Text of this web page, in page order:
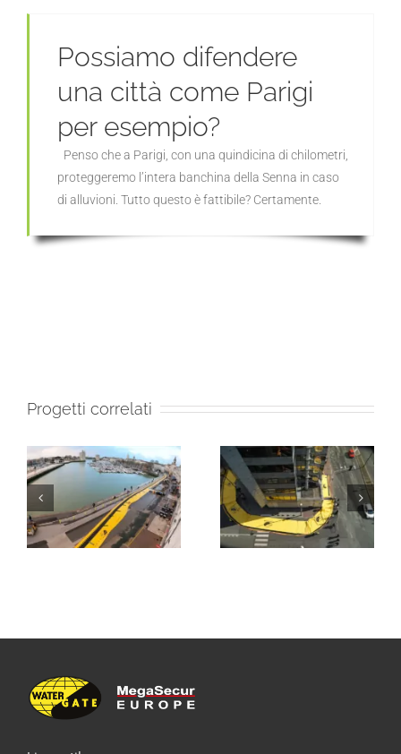
Possiamo difendere
una città come Parigi
per esempio?
Penso che a Parigi, con una quindicina di chilometri,
proteggeremo l’intera banchina della Senna in caso
di alluvioni. Tutto questo è fattibile? Certamente.
Progetti correlati